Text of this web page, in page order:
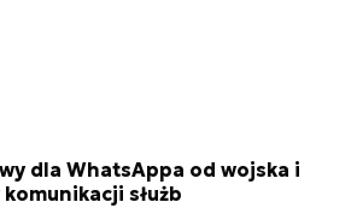
dla WhatsAppa od wojska i
komunikacji służb